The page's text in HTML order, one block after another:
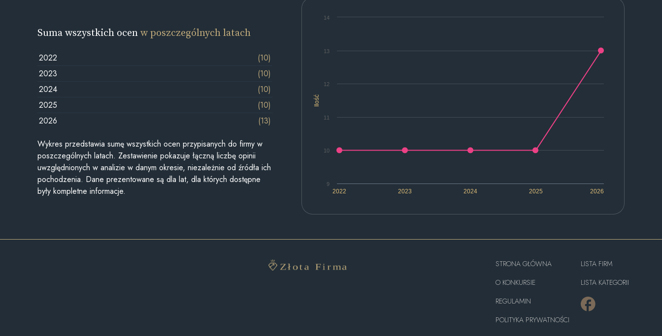
Ilość
2022 2023 2024 2025 2026
9
10
11
12
13
14
Suma wszystkich ocenw poszczególnych latach
2022
(10)
2023
(10)
2024
(10)
2025
(10)
2026
(13)
Wykres przedstawia sumę wszystkich ocen przypisanych do firmy w
poszczególnych latach. Zestawienie pokazuje łączną liczbę opinii
uwzględnionych w analizie w danym okresie, niezależnie od źródła ich
pochodzenia. Dane prezentowane są dla lat, dla których dostępne
były kompletne informacje.
STRONA GŁÓWNA
O KONKURSIE
REGULAMIN
POLITYKA PRYWATNOŚCI
LISTA FIRM
LISTA KATEGORII